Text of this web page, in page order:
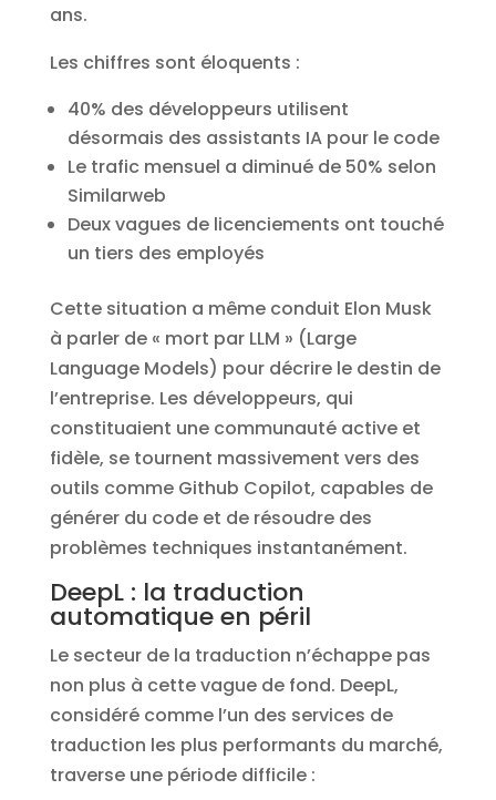
ans.
Les chiffres sont éloquents :
40% des développeurs utilisent
désormais des assistants IA pour le code
Le trafic mensuel a diminué de 50% selon
Similarweb
Deux vagues de licenciements ont touché
un tiers des employés
Cette situation a même conduit Elon Musk
à parler de « mort par LLM » (Large
Language Models) pour décrire le destin de
l’entreprise. Les développeurs, qui
constituaient une communauté active et
fidèle, se tournent massivement vers des
outils comme Github Copilot, capables de
générer du code et de résoudre des
problèmes techniques instantanément.
DeepL : la traduction
automatique en péril
Le secteur de la traduction n’échappe pas
non plus à cette vague de fond. DeepL,
considéré comme l’un des services de
traduction les plus performants du marché,
traverse une période difficile :